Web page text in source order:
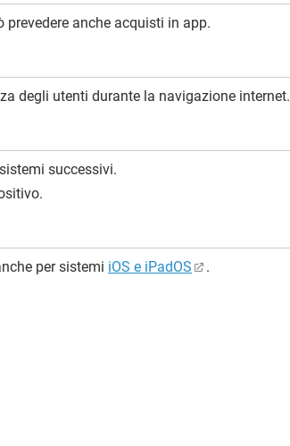
prevedere anche acquisti in app.
degli utenti durante la navigazione internet.
successivi.
per sistemi iOS e iPadOS .